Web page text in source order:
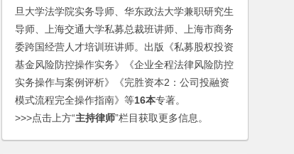
旦大学法学院实务导师、华东政法大学兼职研究生
导师、上海交通大学私募总裁班讲师、上海市商务
委跨国经营人才培训班讲师。出版《私募股权投资
基金风险防控操作实务》《企业全程法律风险防控
实务操作与案例评析》《完胜资本2：公司投融资
模式流程完全操作指南》等16本专著。
>>>点击上方“主持律师”栏目获取更多信息。